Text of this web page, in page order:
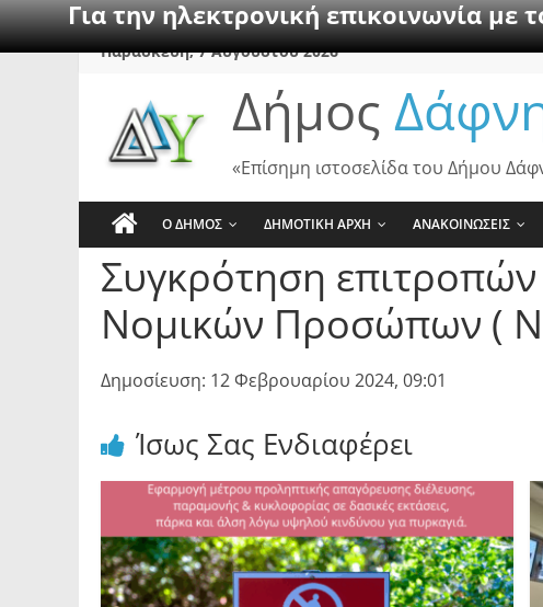
Για την ηλεκτρονική επικοινωνία
SkipΠαρασκευή, 7 Αυγούστου 2026
Δήμος
«Επίσημη ιστοσελίδα του Δήμου
Ο ΔΗΜΟΣ ΔΗΜΟΤΙΚΗ ΑΡΧΗ ΑΝΑΚΟΙΝΩΣΕΙΣ
Συγκρότηση
Νομικών Προσώπων (
Δημοσίευση: 12 Φεβρουαρίου 2024, 09:01
Ίσως Σας Ενδιαφέρει